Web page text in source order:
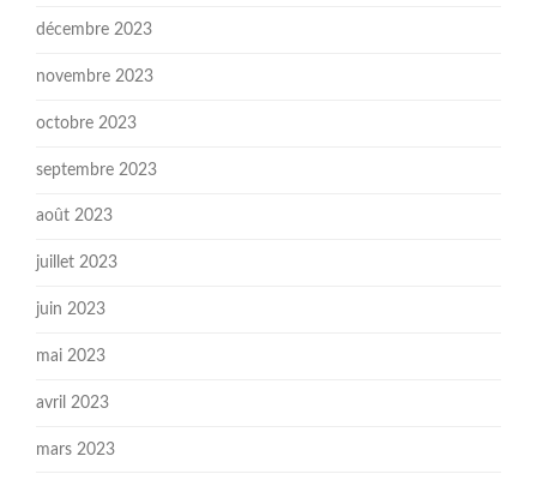
décembre 2023
novembre 2023
octobre 2023
septembre 2023
août 2023
juillet 2023
juin 2023
mai 2023
avril 2023
mars 2023